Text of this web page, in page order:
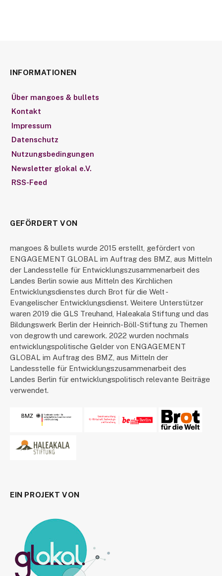
INFORMATIONEN
Über mangoes & bullets
Kontakt
Impressum
Datenschutz
Nutzungsbedingungen
Newsletter glokal e.V.
RSS-Feed
GEFÖRDERT VON
mangoes & bullets wurde 2015 erstellt, gefördert von
ENGAGEMENT GLOBAL im Auftrag des BMZ, aus Mitteln
der Landesstelle für Entwicklungszusammenarbeit des
Landes Berlin sowie aus Mitteln des Kirchlichen
Entwicklungsdienstes durch Brot für die Welt -
Evangelischer Entwicklungsdienst. Weitere Unterstützer
waren 2019 die GLS Treuhand, Haleakala Stiftung und das
Bildungswerk Berlin der Heinrich-Böll-Stiftung zu Themen
von degrowth und carework. 2022 wurden nochmals
entwicklungspolitische Gelder von ENGAGEMENT
GLOBAL im Auftrag des BMZ, aus Mitteln der
Landesstelle für Entwicklungszusammenarbeit des
Landes Berlin für entwicklungspolitisch relevante Beiträge
verwendet.
EIN PROJEKT VON